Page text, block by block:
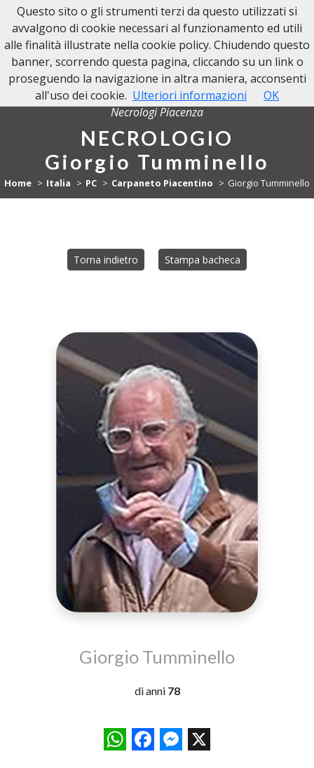
NECROLOGI PIACENZA
Necrologi Piacenza
NECROLOGIO
Giorgio Tumminello
Home Italia PC Carpaneto Piacentino Giorgio Tumminello
Torna indietro Stampa bacheca
Giorgio Tumminello
di anni 78
WhatsAppFacebookMessenger
X
Questo sito o gli strumenti terzi da questo utilizzati si
avvalgono di cookie necessari al funzionamento ed utili
alle finalità illustrate nella cookie policy. Chiudendo questo
banner, scorrendo questa pagina, cliccando su un link o
proseguendo la navigazione in altra maniera, acconsenti
all'uso dei cookie. Ulteriori informazioni OK